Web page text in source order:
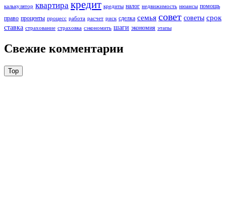
калькулятор квартира кредит кредиты налог недвижимость нюансы помощь
право проценты процесс работа расчет риск сделка семья совет советы срок
ставка страхование страховка сэкономить шаги экономия этапы
Свежие комментарии
Top